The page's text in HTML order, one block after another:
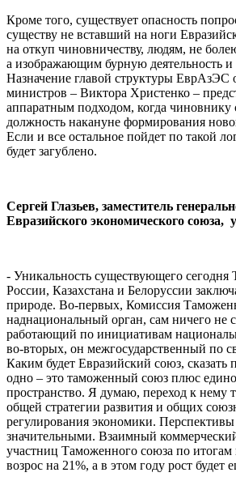
Кроме того, существует опасность
существу не вставший на ноги
на откуп чиновничеству, людям, не
а изображающим бурную деятельность и
Назначение главой структуры
министров – Виктора Христенко –
аппаратным подходом, когда
должность накануне формирования
Если и все остальное пойдет по такой
будет загублено.
Сергей Глазьев, заместитель
Евразийского экономического союза,
- Уникальность существующего сегодня
России, Казахстана и Белоруссии
природе. Во-первых, Комиссия
наднациональный орган, сам ничего не
работающий по инициативам
во-вторых, он межгосударственный по
Каким будет Евразийский союз, сказать
одно – это таможенный союз плюс
пространство. Я думаю, переход к нему
общей стратегии развития и общих
регулирования экономики.
значительными. Взаимный
участниц Таможенного союза по итогам
возрос на 21%, а в этом году рост будет